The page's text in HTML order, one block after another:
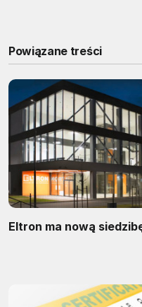
Powiązane treści
Eltron ma nową